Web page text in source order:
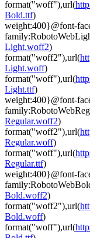
format("woff"),url(
Bold.ttf)
weight:400}@font-
Light.woff2)
format("woff2"),url(
Light.woff)
format("woff"),url(
Light.ttf)
weight:400}@font-
Regular.woff2)
format("woff2"),url(
Regular.woff)
format("woff"),url(
Regular.ttf)
weight:400}@font-
Bold.woff2)
format("woff2"),url(
Bold.woff)
format("woff"),url(